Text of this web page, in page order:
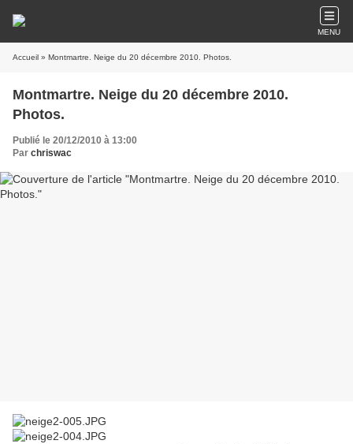
MENU
Accueil » Montmartre. Neige du 20 décembre 2010. Photos.
Montmartre. Neige du 20 décembre 2010.
Photos.
Publié le 20/12/2010 à 13:00
Par chriswac